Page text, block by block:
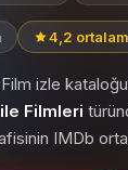
4,2
izle
Filmleri
IMDb